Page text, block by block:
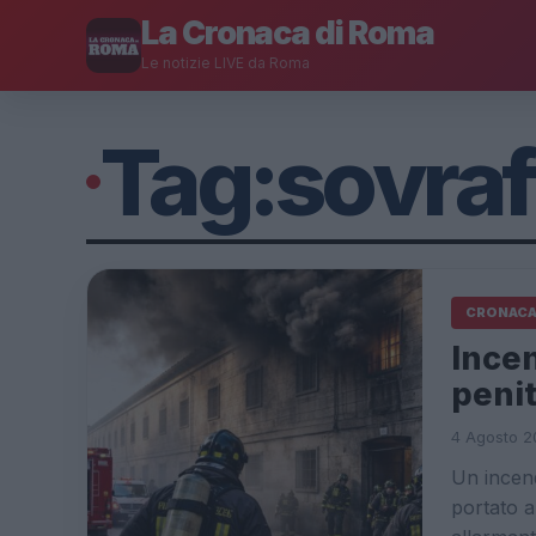
La Cronaca di Roma
Le notizie LIVE da Roma
Tag:
CRONACA
4 Agosto
Un
portato